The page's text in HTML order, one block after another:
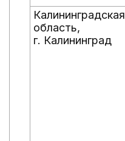
Калининградская
область,
г. Калининград